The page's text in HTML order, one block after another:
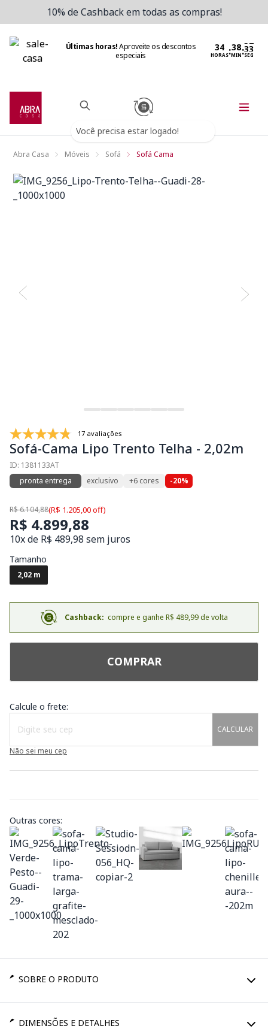
10% de Cashback em todas as compras!
Últimas horas!Aproveite os descontos
especiais
HORAS:MIN:SEG
Você precisa estar logado!
Abra Casa Móveis Sofá Sofá Cama
17 avaliações
Sofá-Cama Lipo Trento Telha - 2,02m
ID: 1381133AT
pronta entrega
exclusivo +6 cores -20%
R$ 6.104,88(R$ 1.205,00 off)
R$ 4.899,88
10x de R$ 489,98 sem juros
Tamanho
2,02 m
Cashback: compre e ganhe R$ 489,99 de volta
COMPRAR
Calcule o frete:
CALCULAR
Não sei meu cep
Outras cores:
SOBRE O PRODUTO
DIMENSÕES E DETALHES